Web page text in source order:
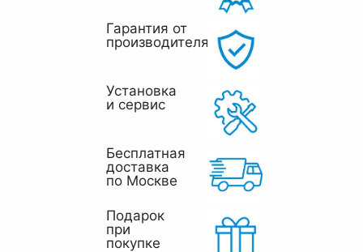
Гарантия от
производителя
Установка
и сервис
Бесплатная
доставка
по Москве
Подарок
при
покупке